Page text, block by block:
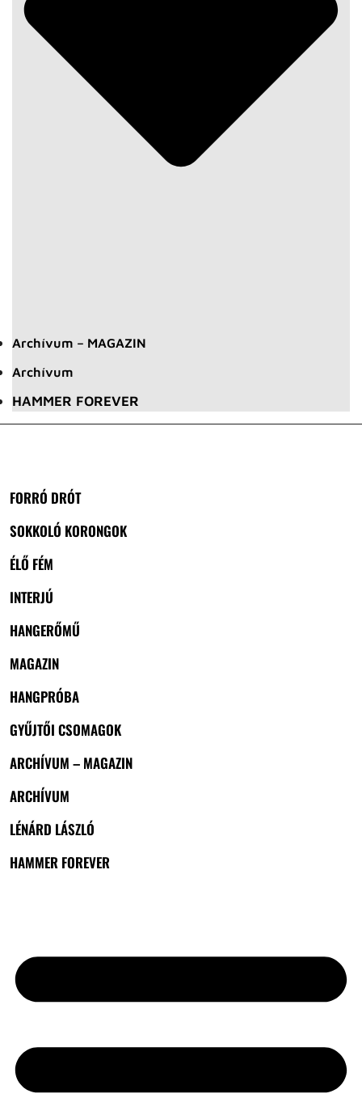
Archívum – MAGAZIN
Archívum
HAMMER FOREVER
FORRÓ DRÓT
SOKKOLÓ KORONGOK
ÉLŐ FÉM
INTERJÚ
HANGERŐMŰ
MAGAZIN
HANGPRÓBA
GYŰJTŐI CSOMAGOK
ARCHÍVUM – MAGAZIN
ARCHÍVUM
LÉNÁRD LÁSZLÓ
HAMMER FOREVER